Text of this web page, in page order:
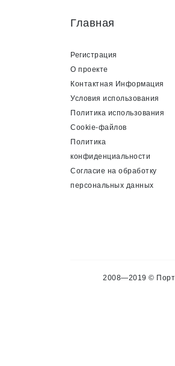
Главная
Регистрация
О проекте
Контактная Информация
Условия использования
Политика использования
Cookie-файлов
Политика
конфиденциальности
Согласие на обработку
персональных данных
2008—2019 ©